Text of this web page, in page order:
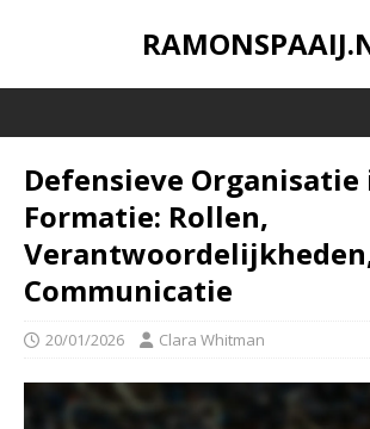
Defensieve Organisatie
Formatie: Rollen,
Communicatie
20/01/2026 Clara Whitman